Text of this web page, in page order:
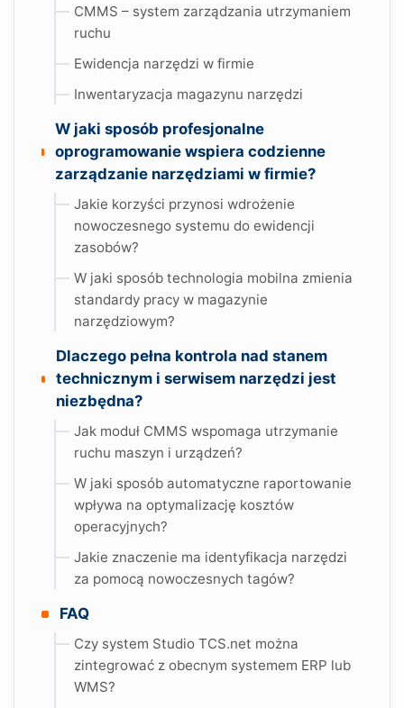
CMMS – system zarządzania utrzymaniem
ruchu
Ewidencja narzędzi w firmie
Inwentaryzacja magazynu narzędzi
W jaki sposób profesjonalne
oprogramowanie wspiera codzienne
zarządzanie narzędziami w firmie?
Jakie korzyści przynosi wdrożenie
nowoczesnego systemu do ewidencji
zasobów?
W jaki sposób technologia mobilna zmienia
standardy pracy w magazynie
narzędziowym?
Dlaczego pełna kontrola nad stanem
technicznym i serwisem narzędzi jest
niezbędna?
Jak moduł CMMS wspomaga utrzymanie
ruchu maszyn i urządzeń?
W jaki sposób automatyczne raportowanie
wpływa na optymalizację kosztów
operacyjnych?
Jakie znaczenie ma identyfikacja narzędzi
za pomocą nowoczesnych tagów?
FAQ
Czy system Studio TCS.net można
zintegrować z obecnym systemem ERP lub
WMS?